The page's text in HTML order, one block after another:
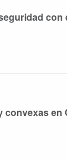
con
convexas en